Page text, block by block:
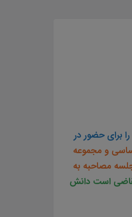
مطالعات پایه و پایش داده های
و شرکت های تابعه
برای حضور در
و مجموعه
مصاحبه به
است دانش